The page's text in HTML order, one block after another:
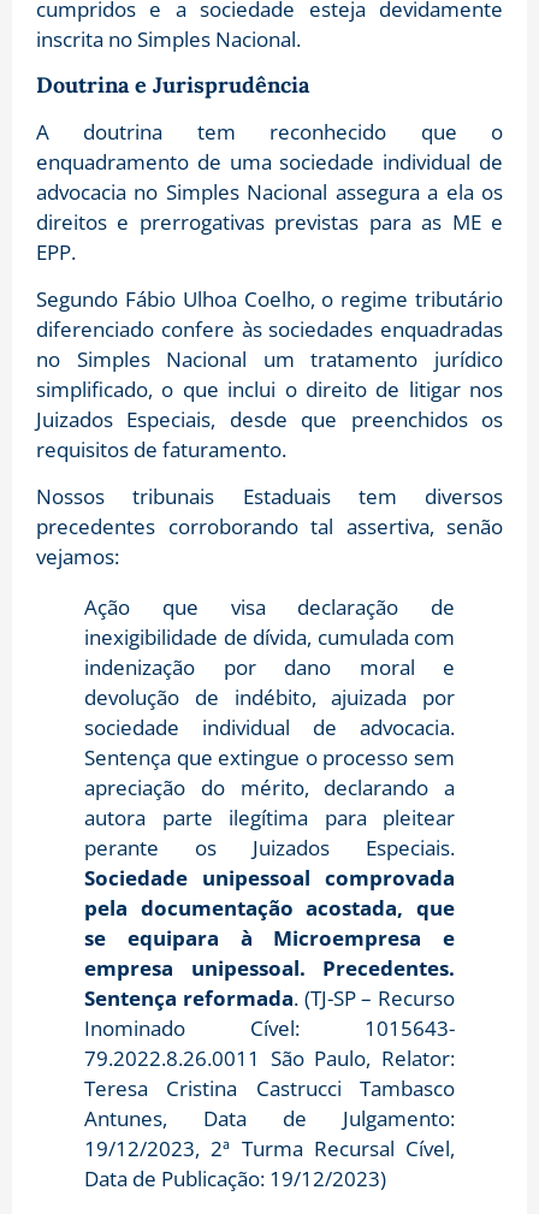
cumpridos e a sociedade esteja devidamente
inscrita no Simples Nacional.
Doutrina e Jurisprudência
A doutrina tem reconhecido que o
enquadramento de uma sociedade individual de
advocacia no Simples Nacional assegura a ela os
direitos e prerrogativas previstas para as ME e
EPP.
Segundo Fábio Ulhoa Coelho, o regime tributário
diferenciado confere às sociedades enquadradas
no Simples Nacional um tratamento jurídico
simplificado, o que inclui o direito de litigar nos
Juizados Especiais, desde que preenchidos os
requisitos de faturamento.
Nossos tribunais Estaduais tem diversos
precedentes corroborando tal assertiva, senão
vejamos:
Ação que visa declaração de
inexigibilidade de dívida, cumulada com
indenização por dano moral e
devolução de indébito, ajuizada por
sociedade individual de advocacia.
Sentença que extingue o processo sem
apreciação do mérito, declarando a
autora parte ilegítima para pleitear
perante os Juizados Especiais.
Sociedade unipessoal comprovada
pela documentação acostada, que
se equipara à Microempresa e
empresa unipessoal. Precedentes.
Sentença reformada. (TJ-SP – Recurso
Inominado Cível: 1015643-
79.2022.8.26.0011 São Paulo, Relator:
Teresa Cristina Castrucci Tambasco
Antunes, Data de Julgamento:
19/12/2023, 2ª Turma Recursal Cível,
Data de Publicação: 19/12/2023)